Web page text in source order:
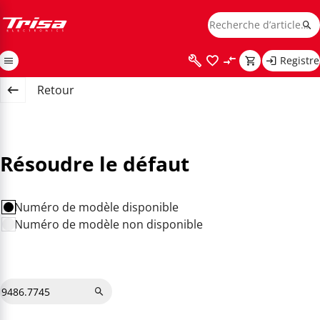
Registre
Retour
Résoudre le défaut
Numéro de modèle disponible
Numéro de modèle non disponible